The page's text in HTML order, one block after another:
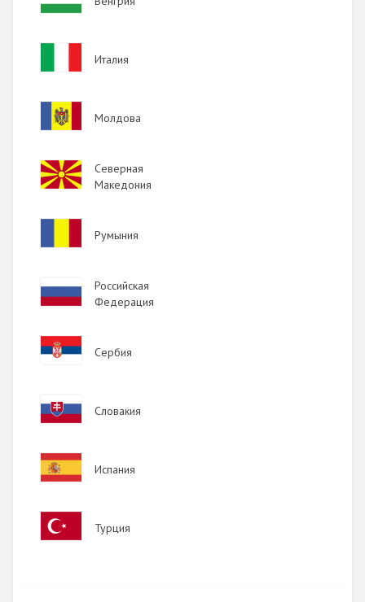
Италия
Image
Молдова
Image
Северная
Македония
Румыния
Image
Российская
Федерация
Image
Сербия
Image
Словакия
Image
Испания
Image
Турция